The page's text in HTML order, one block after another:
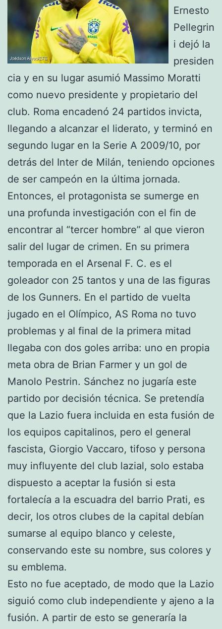
Ernesto
Pellegrin
i dejó la
presiden
cia y en su lugar asumió Massimo Moratti
como nuevo presidente y propietario del
club. Roma encadenó 24 partidos invicta,
llegando a alcanzar el liderato, y terminó en
segundo lugar en la Serie A 2009/10, por
detrás del Inter de Milán, teniendo opciones
de ser campeón en la última jornada.
Entonces, el protagonista se sumerge en
una profunda investigación con el fin de
encontrar al “tercer hombre” al que vieron
salir del lugar de crimen. En su primera
temporada en el Arsenal F. C. es el
goleador con 25 tantos y una de las figuras
de los Gunners. En el partido de vuelta
jugado en el Olímpico, AS Roma no tuvo
problemas y al final de la primera mitad
llegaba con dos goles arriba: uno en propia
meta obra de Brian Farmer y un gol de
Manolo Pestrin. Sánchez no jugaría este
partido por decisión técnica. Se pretendía
que la Lazio fuera incluida en esta fusión de
los equipos capitalinos, pero el general
fascista, Giorgio Vaccaro, tifoso y persona
muy influyente del club lazial, solo estaba
dispuesto a aceptar la fusión si esta
fortalecía a la escuadra del barrio Prati, es
decir, los otros clubes de la capital debían
sumarse al equipo blanco y celeste,
conservando este su nombre, sus colores y
su emblema.
Esto no fue aceptado, de modo que la Lazio
siguió como club independiente y ajeno a la
fusión. A partir de esto se generaría la